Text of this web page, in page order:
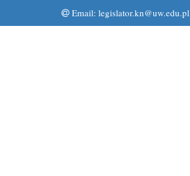
Email: legislator.kn@uw.edu.pl